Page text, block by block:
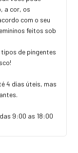
a cor, os
com o seu
feitos sob
de pingentes
4 dias úteis, mas
9:00 as 18:00